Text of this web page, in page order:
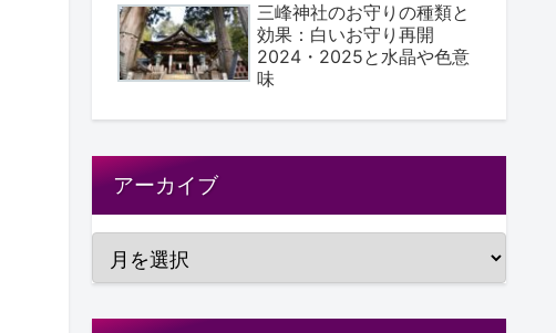
三峰神社のお守りの種類と
効果：白いお守り再開
2024・2025と水晶や色意
味
アーカイブ